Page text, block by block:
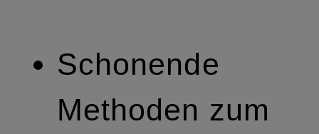
Schonende
Methoden zum